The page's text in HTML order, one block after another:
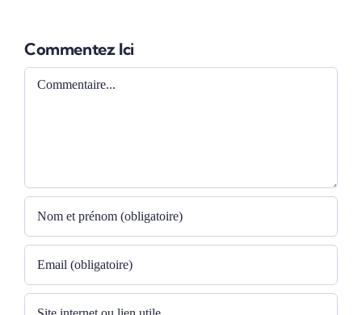
Commentez Ici
Comment